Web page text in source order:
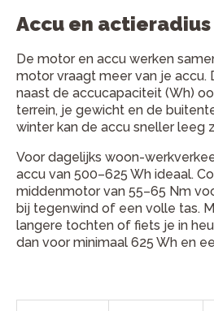
Accu en actieradius
De motor en accu werken
motor vraagt meer van je accu.
naast de accucapaciteit (Wh)
terrein, je gewicht en de
winter kan de accu sneller leeg
Voor dagelijks woon-
accu van 500–625 Wh ideaal.
middenmotor van 55–65 Nm
bij tegenwind of een volle tas.
langere tochten of fiets je in
dan voor minimaal 625 Wh en